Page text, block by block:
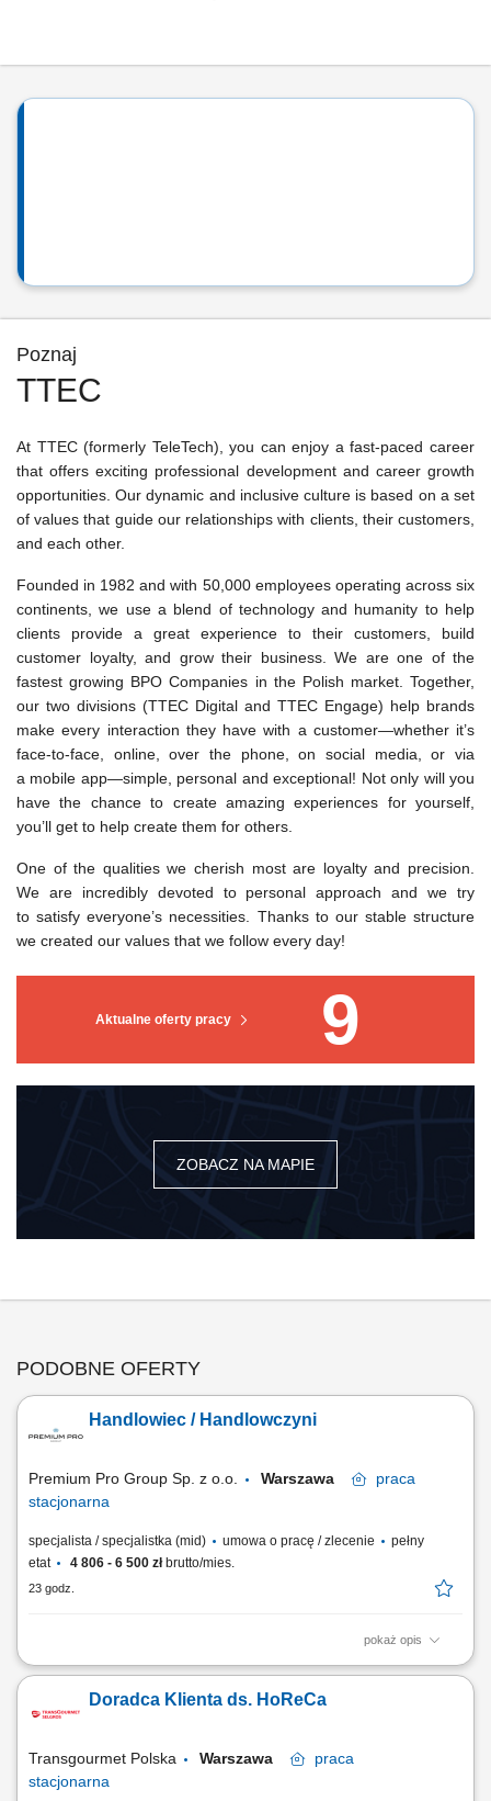
Poznaj
TTEC
Aktualne oferty pracy 9
ZOBACZ NA MAPIE
At TTEC (formerly TeleTech), you can enjoy a fast-paced career
that offers exciting professional development and career growth
opportunities. Our dynamic and inclusive culture is based on a set
of values that guide our relationships with clients, their customers,
and each other.
Founded in 1982 and with 50,000 employees operating across six
continents, we use a blend of technology and humanity to help
clients provide a great experience to their customers, build
customer loyalty, and grow their business. We are one of the
fastest growing BPO Companies in the Polish market. Together,
our two divisions (TTEC Digital and TTEC Engage) help brands
make every interaction they have with a customer—whether it’s
face-to-face, online, over the phone, on social media, or via
a mobile app—simple, personal and exceptional! Not only will you
have the chance to create amazing experiences for yourself,
you’ll get to help create them for others.
One of the qualities we cherish most are loyalty and precision.
We are incredibly devoted to personal approach and we try
to satisfy everyone’s necessities. Thanks to our stable structure
we created our values that we follow every day!
PODOBNE OFERTY
Handlowiec / Handlowczyni
Premium Pro Group Sp. z o.o. Warszawa
praca
stacjonarna
specjalista / specjalistka (mid) umowa o pracę / zlecenie
pełny
etat
4 806 - 6 500 złbrutto/mies.
23 godz.
pokaż opis
Twoje zadania: Aktywne prowadzenie rozmów telefonicznych z
zespołem sprzedażowym. Oczekujemy: Biegłej znajomości języka
polskiego, Otwartości na kontakt z ludźmi, Wysokiej kultury osobistej i
Doradca Klienta ds. HoReCa
Transgourmet Polska Warszawa
praca
stacjonarna